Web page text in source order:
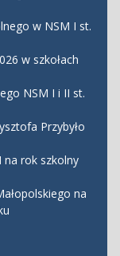
w NSM I st.
w szkołach
NSM I i II st.
Przybyło
na rok szkolny
na